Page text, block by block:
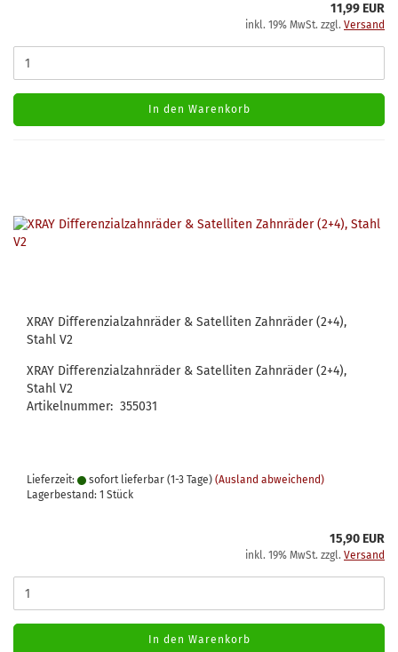
11,99 EUR
inkl. 19% MwSt. zzgl. Versand
In den Warenkorb
XRAY Differenzialzahnräder & Satelliten Zahnräder (2+4),
Stahl V2
XRAY Differenzialzahnräder & Satelliten Zahnräder (2+4),
Stahl V2
Artikelnummer: 355031
Lieferzeit: sofort lieferbar (1-3 Tage) (Ausland abweichend)
Lagerbestand: 1 Stück
15,90 EUR
inkl. 19% MwSt. zzgl. Versand
In den Warenkorb